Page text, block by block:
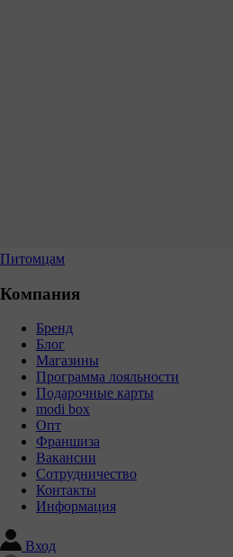
Питомцам
Компания
Бренд
Блог
Магазины
Программа лояльности
Подарочные карты
modi box
Опт
Франшиза
Вакансии
Сотрудничество
Контакты
Информация
Вход